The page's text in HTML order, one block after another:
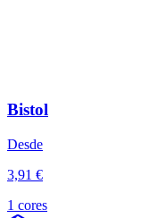
Bistol
Desde
3,91 €
1 cores